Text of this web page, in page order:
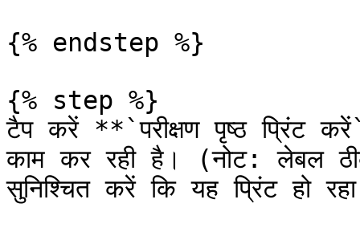
{% endstep %}
{% step %}
टैप करें **`परीक्षण पृष्ठ प्रिंट
काम कर रही है। (नोट: लेबल
सुनिश्चित करें कि यह प्रिंट हो